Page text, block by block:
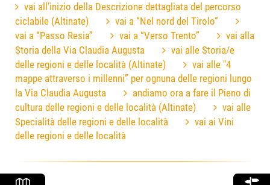
vai all’inizio della Descrizione dettagliata del percorso
ciclabile (Altinate)
vai a “Nel nord del Tirolo”
vai a “Passo Resia”
vai a “Verso Trento”
vai alla
Storia della Via Claudia Augusta
vai alle Storia/e
delle regioni e delle località (Altinate)
vai alle "4
mappe attraverso i millenni” per ognuna delle regioni lungo
la Via Claudia Augusta
andiamo ora a fare il Pieno di
cultura delle regioni e delle località (Altinate)
vai alle
Specialità delle regioni e delle località
vai ai Vini
delle regioni e delle località